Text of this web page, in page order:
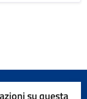
su questa